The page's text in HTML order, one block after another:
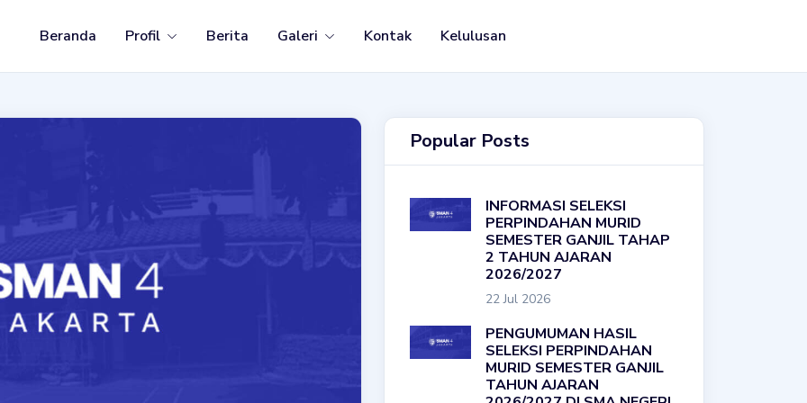
Beranda Profil Berita Galeri Kontak Kelulusan
Popular Posts
INFORMASI SELEKSI
PERPINDAHAN MURID
SEMESTER GANJIL TAHAP
2 TAHUN AJARAN
2026/2027
22 Jul 2026
PENGUMUMAN HASIL
SELEKSI PERPINDAHAN
MURID SEMESTER GANJIL
TAHUN AJARAN